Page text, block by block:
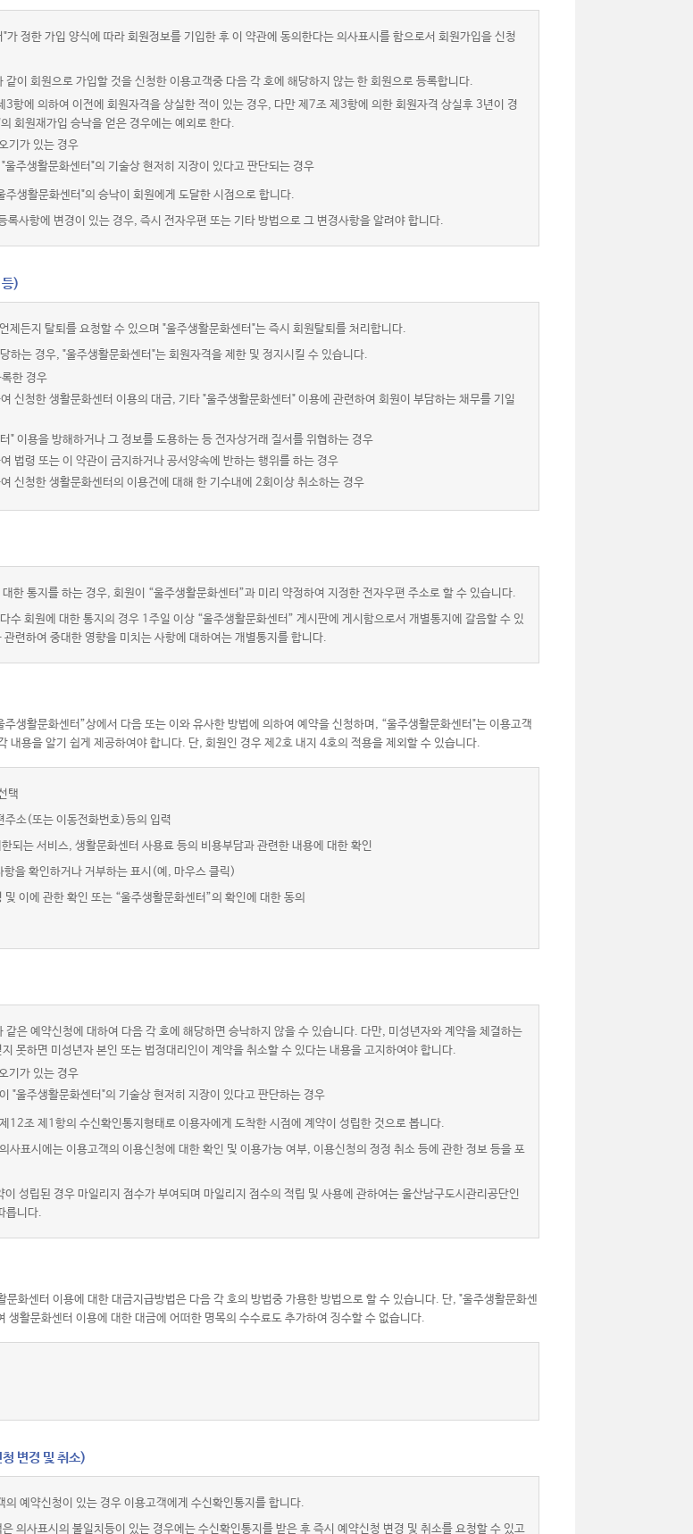
가 정한 가입 양식에 따라 회원정보를 기입한 후 이 약관에 동의한다는 의사표시를 함으로서 회원가입을 신청
이 회원으로 가입할 것을 신청한 이용고객중 다음 각 호에 해당하지 않는 한 회원으로 등록합니다.
항에 의하여 이전에 회원자격을 상실한 적이 있는 경우, 다만 제7조 제3항에 의한 회원자격 상실후 3년이 경
회원재가입 승낙을 얻은 경우에는 예외로 한다.
기가 있는 경우
주생활문화센터"의 기술상 현저히 지장이 있다고 판단되는 경우
주생활문화센터"의 승낙이 회원에게 도달한 시점으로 합니다.
사항에 변경이 있는 경우, 즉시 전자우편 또는 기타 방법으로 그 변경사항을 알려야 합니다.
)
제든지 탈퇴를 요청할 수 있으며 "울주생활문화센터"는 즉시 회원탈퇴를 처리합니다.
하는 경우, "울주생활문화센터"는 회원자격을 제한 및 정지시킬 수 있습니다.
한 경우
신청한 생활문화센터 이용의 대금, 기타 "울주생활문화센터" 이용에 관련하여 회원이 부담하는 채무를 기일
" 이용을 방해하거나 그 정보를 도용하는 등 전자상거래 질서를 위협하는 경우
법령 또는 이 약관이 금지하거나 공서양속에 반하는 행위를 하는 경우
신청한 생활문화센터의 이용건에 대해 한 기수내에 2회이상 취소하는 경우
한 통지를 하는 경우, 회원이 “울주생활문화센터”과 미리 약정하여 지정한 전자우편 주소로 할 수 있습니다.
수 회원에 대한 통지의 경우 1주일 이상 “울주생활문화센터” 게시판에 게시함으로서 개별통지에 갈음할 수 있
련하여 중대한 영향을 미치는 사항에 대하여는 개별통지를 합니다.
주생활문화센터”상에서 다음 또는 이와 유사한 방법에 의하여 예약을 신청하며, “울주생활문화센터"는 이용고객
내용을 알기 쉽게 제공하여야 합니다. 단, 회원인 경우 제2호 내지 4호의 적용을 제외할 수 있습니다.
택
소(또는 이동전화번호)등의 입력
되는 서비스, 생활문화센터 사용료 등의 비용부담과 관련한 내용에 대한 확인
을 확인하거나 거부하는 표시(예, 마우스 클릭)
이에 관한 확인 또는 “울주생활문화센터”의 확인에 대한 동의
같은 예약신청에 대하여 다음 각 호에 해당하면 승낙하지 않을 수 있습니다. 다만, 미성년자와 계약을 체결하는
못하면 미성년자 본인 또는 법정대리인이 계약을 취소할 수 있다는 내용을 고지하여야 합니다.
기가 있는 경우
"울주생활문화센터"의 기술상 현저히 지장이 있다고 판단하는 경우
12조 제1항의 수신확인통지형태로 이용자에게 도착한 시점에 계약이 성립한 것으로 봅니다.
사표시에는 이용고객의 이용신청에 대한 확인 및 이용가능 여부, 이용신청의 정정 취소 등에 관한 정보 등을 포
성립된 경우 마일리지 점수가 부여되며 마일리지 점수의 적립 및 사용에 관하여는 울산남구도시관리공단인
릅니다.
문화센터 이용에 대한 대금지급방법은 다음 각 호의 방법중 가용한 방법으로 할 수 있습니다. 단, "울주생활문화센
생활문화센터 이용에 대한 대금에 어떠한 명목의 수수료도 추가하여 징수할 수 없습니다.
변경 및 취소)
의 예약신청이 있는 경우 이용고객에게 수신확인통지를 합니다.
의사표시의 불일치등이 있는 경우에는 수신확인통지를 받은 후 즉시 예약신청 변경 및 취소를 요청할 수 있고